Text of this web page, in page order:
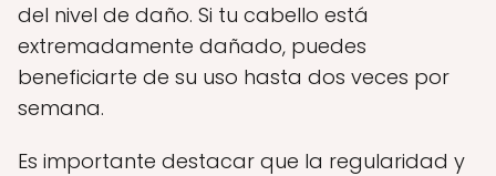
del nivel de daño. Si tu cabello está
extremadamente dañado, puedes
beneficiarte de su uso hasta dos veces por
semana.
Es importante destacar que la regularidad y